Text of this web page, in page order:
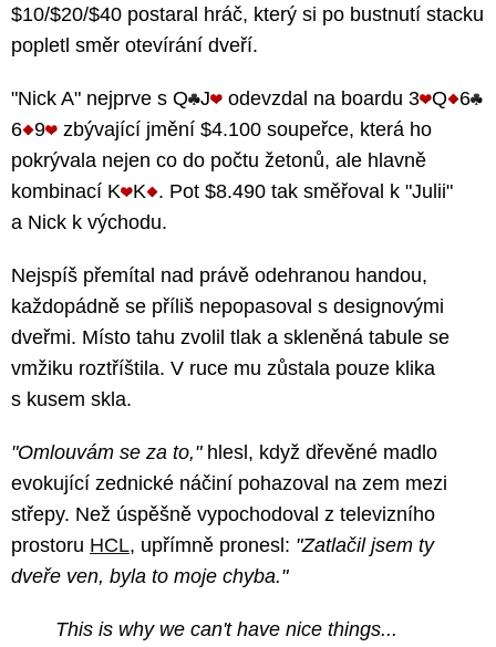
$10/$20/$40 postaral hráč, který si po bustnutí stacku
popletl směr otevírání dveří.
"Nick A" nejprve s Q J odevzdal na boardu 3 Q 6
6 9
zbývající jmění $4.100 soupeřce, která ho
pokrývala nejen co do počtu žetonů, ale hlavně
kombinací K
K
. Pot $8.490 tak směřoval k "Julii"
a Nick k východu.
Nejspíš přemítal nad právě odehranou handou,
každopádně se příliš nepopasoval s designovými
dveřmi. Místo tahu zvolil tlak a skleněná tabule se
vmžiku roztříštila. V ruce mu zůstala pouze klika
s kusem skla.
"Omlouvám se za to,"hlesl, když dřevěné madlo
evokující zednické náčiní pohazoval na zem mezi
střepy. Než úspěšně vypochodoval z televizního
prostoru HCL, upřímně pronesl: "Zatlačil jsem ty
dveře ven, byla to moje chyba."
This is why we can't have nice things...